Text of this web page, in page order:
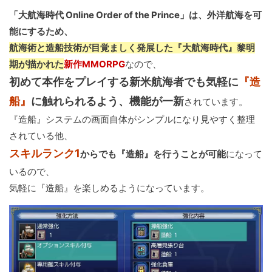
「大航海時代 Online Order of the Prince」は、外洋航海を可
能にするため、
航海術と造船技術が目覚ましく発展した『大航海時代』黎明
期が描かれた新作MMORPGなので、
初めて本作をプレイする新米航海者でも気軽に 『造
船』 に触れられるよう、機能が一新されています。
『造船』システムの画面自体がシンプルになり見やすく整理
されている他、
スキルランク1からでも『造船』を行うことが可能になって
いるので、
気軽に『造船』を楽しめるようになっています。